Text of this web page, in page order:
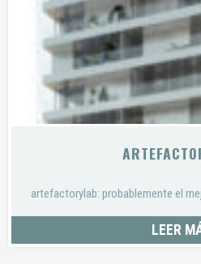
artefactorylab: probablemente el
LEER